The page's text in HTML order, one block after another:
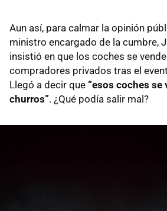
Aun así, para calmar la opinión
ministro encargado de la cumbre,
insistió en que los coches se
compradores privados tras el
Llegó a decir que “esos coches se
churros”. ¿Qué podía salir mal?